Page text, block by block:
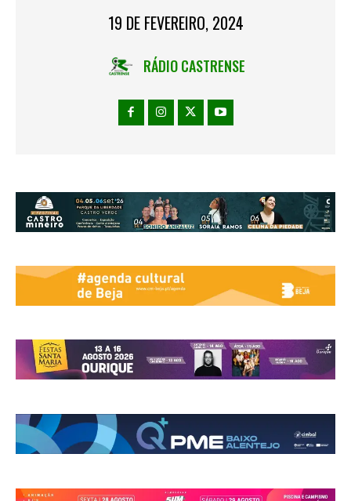
19 DE FEVEREIRO, 2024
RÁDIO CASTRENSE